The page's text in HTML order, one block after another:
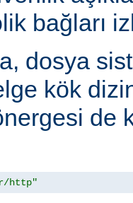
bağları
dosya
kök
de
http"